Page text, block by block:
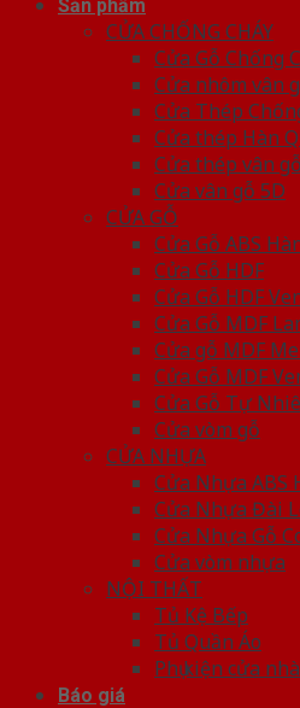
Sản phẩm
CỬA CHỐNG CHÁY
Cửa Gỗ Chống
Cửa nhôm vân
Cửa Thép
Cửa thép Hàn
Cửa thép vân gỗ
Cửa vân gỗ 5D
CỬA GỖ
Cửa Gỗ ABS
Cửa Gỗ HDF
Cửa Gỗ HDF
Cửa Gỗ MDF
Cửa gỗ MDF
Cửa Gỗ MDF
Cửa Gỗ Tự
Cửa vòm gỗ
CỬA NHỰA
Cửa Nhựa ABS
Cửa Nhựa Đài
Cửa Nhựa Gỗ
Cửa vòm nhựa
NỘI THẤT
Tủ Kệ Bếp
Tủ Quần Áo
Phụ kiện cửa
Báo giá